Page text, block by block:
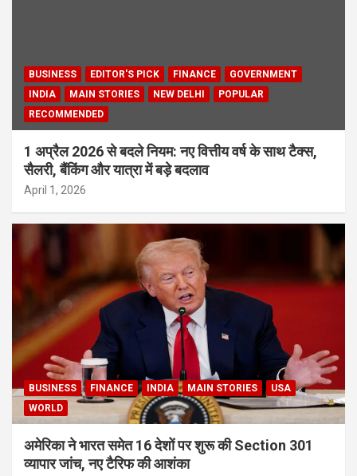
BUSINESS EDITOR'S PICK FINANCE
GOVERNMENT
INDIA
MAIN STORIES NEW DELHI
POPULAR
RECOMMENDED
1 अप्रैल 2026 से बदले नियम: नए वित्तीय वर्ष के साथ टैक्स,
सैलरी, बैंकिंग और यात्रा में बड़े बदलाव
April 1, 2026
BUSINESS FINANCE INDIA MAIN STORIES
USA
WORLD
अमेरिका ने भारत समेत 16 देशों पर शुरू की Section 301
व्यापार जांच, नए टैरिफ की आशंका